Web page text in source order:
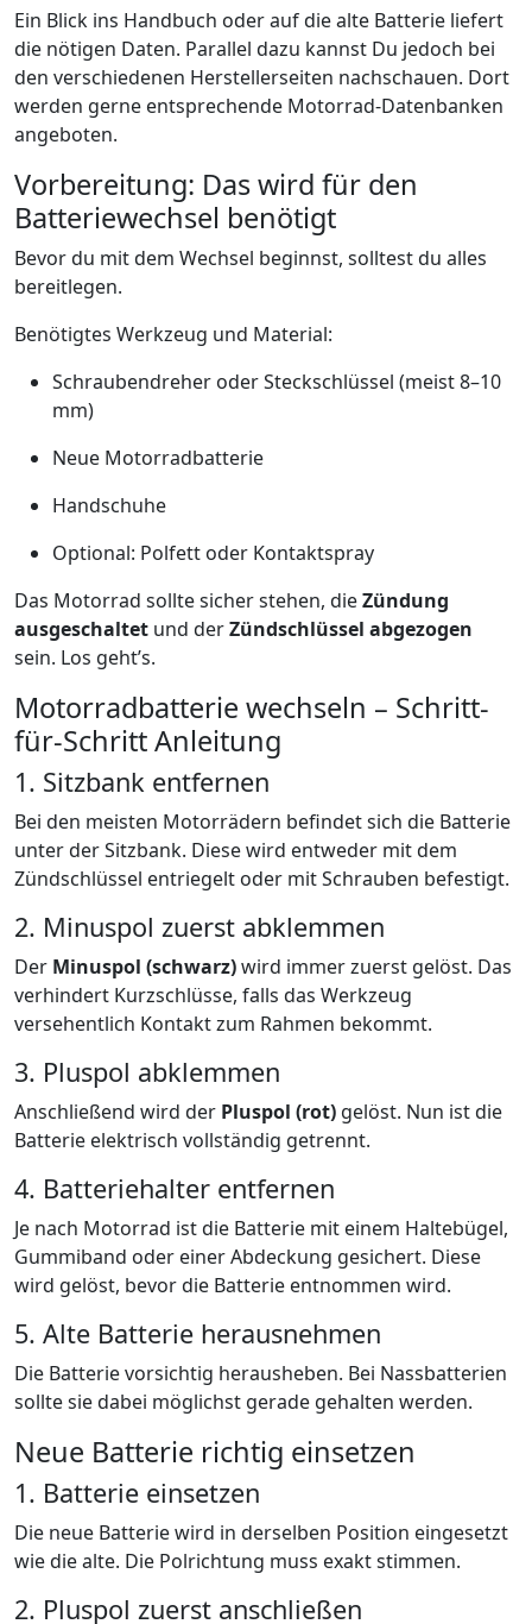
Ein Blick ins Handbuch oder auf die alte Batterie liefert
die nötigen Daten. Parallel dazu kannst Du jedoch bei
den verschiedenen Herstellerseiten nachschauen. Dort
werden gerne entsprechende Motorrad-Datenbanken
angeboten.
Vorbereitung: Das wird für den
Batteriewechsel benötigt
Bevor du mit dem Wechsel beginnst, solltest du alles
bereitlegen.
Benötigtes Werkzeug und Material:
Schraubendreher oder Steckschlüssel (meist 8–10
mm)
Neue Motorradbatterie
Handschuhe
Optional: Polfett oder Kontaktspray
Das Motorrad sollte sicher stehen, dieZündung
ausgeschaltet und derZündschlüssel abgezogen
sein. Los geht’s.
Motorradbatterie wechseln – Schritt-
für-Schritt Anleitung
1. Sitzbank entfernen
Bei den meisten Motorrädern befindet sich die Batterie
unter der Sitzbank. Diese wird entweder mit dem
Zündschlüssel entriegelt oder mit Schrauben befestigt.
2. Minuspol zuerst abklemmen
Der Minuspol (schwarz)wird immer zuerst gelöst. Das
verhindert Kurzschlüsse, falls das Werkzeug
versehentlich Kontakt zum Rahmen bekommt.
3. Pluspol abklemmen
Anschließend wird der Pluspol (rot) gelöst. Nun ist die
Batterie elektrisch vollständig getrennt.
4. Batteriehalter entfernen
Je nach Motorrad ist die Batterie mit einem Haltebügel,
Gummiband oder einer Abdeckung gesichert. Diese
wird gelöst, bevor die Batterie entnommen wird.
5. Alte Batterie herausnehmen
Die Batterie vorsichtig herausheben. Bei Nassbatterien
sollte sie dabei möglichst gerade gehalten werden.
Neue Batterie richtig einsetzen
1. Batterie einsetzen
Die neue Batterie wird in derselben Position eingesetzt
wie die alte. Die Polrichtung muss exakt stimmen.
2. Pluspol zuerst anschließen